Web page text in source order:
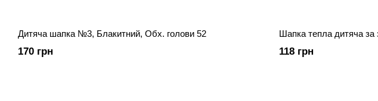
Дитяча шапка №3, Блакитний, Обх. голови 52
170 грн
Шапка тепла дитяча за
118 грн